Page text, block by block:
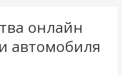
онлайн
автомобиля